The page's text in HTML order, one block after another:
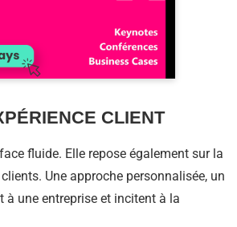
CLIENT
fluide. Elle repose également sur la
Une approche personnalisée, un
une entreprise et incitent à la